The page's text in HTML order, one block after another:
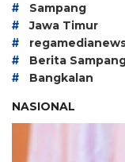
# Sampang
# Jawa Timur
#
# Berita
#
Bangkalan
NASIONAL